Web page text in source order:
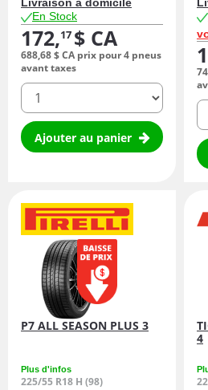
Livraison à domicile
En Stock
172,17 $ CA
688,68$ CA prix pour 4 pneus
avant taxes
quantité
Ajouter au panier
P7 ALL SEASON PLUS 3
Plus d'infos
225/55 R18 H (98)
4